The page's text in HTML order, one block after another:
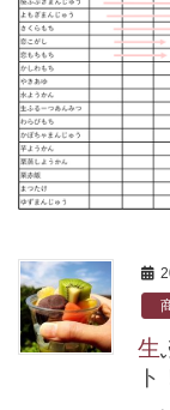
生ふるーつあんみつ、スター